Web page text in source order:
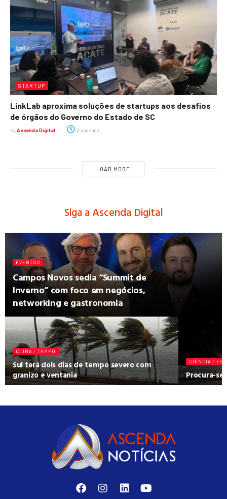
STARTUP
LinkLab aproxima soluções de startups aos desafios
de órgãos do Governo do Estado de SC
by Ascenda Digital 2 anos ago
LOAD MORE
Siga a Ascenda Digital
EVENTOS
Campos Novos sedia “Summit de
Inverno” com foco em negócios,
networking e gastronomia
CLIMA / TEMPO
Sul terá dois dias de tempo severo com
granizo e ventania
CIÊNCIA /
Procura-se